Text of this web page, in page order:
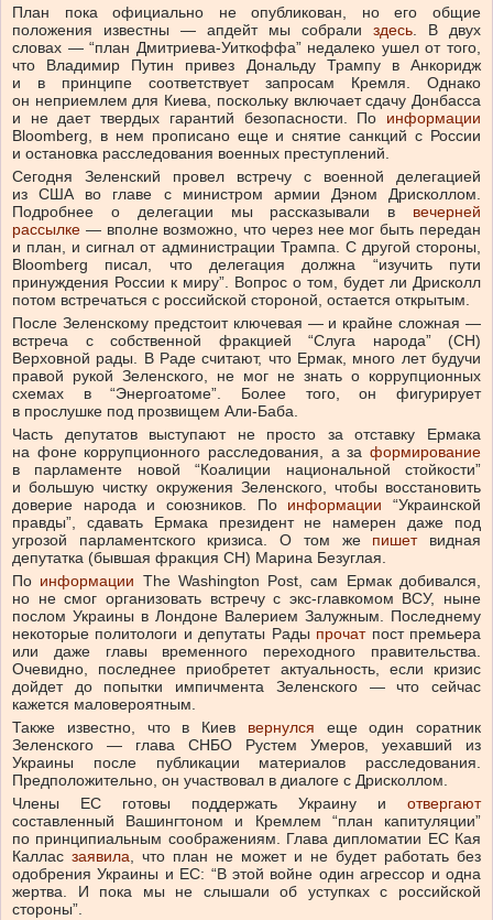
План пока официально не опубликован, но его общие
положения известны — апдейт мы собрали здесь. В двух
словах — “план Дмитриева-Уиткоффа” недалеко ушел от того,
что Владимир Путин привез Дональду Трампу в Анкоридж
и в принципе соответствует запросам Кремля. Однако
он неприемлем для Киева, поскольку включает сдачу Донбасса
и не дает твердых гарантий безопасности. По информации
Bloomberg, в нем прописано еще и снятие санкций с России
и остановка расследования военных преступлений.
Сегодня Зеленский провел встречу с военной делегацией
из США во главе с министром армии Дэном Дрисколлом.
Подробнее о делегации мы рассказывали в вечерней
рассылке — вполне возможно, что через нее мог быть передан
и план, и сигнал от администрации Трампа. С другой стороны,
Bloomberg писал, что делегация должна “изучить пути
принуждения России к миру”. Вопрос о том, будет ли Дрисколл
потом встречаться с российской стороной, остается открытым.
После Зеленскому предстоит ключевая — и крайне сложная —
встреча с собственной фракцией “Слуга народа” (СН)
Верховной рады. В Раде считают, что Ермак, много лет будучи
правой рукой Зеленского, не мог не знать о коррупционных
схемах в “Энергоатоме”. Более того, он фигурирует
в прослушке под прозвищем Али-Баба.
Часть депутатов выступают не просто за отставку Ермака
на фоне коррупционного расследования, а за формирование
в парламенте новой “Коалиции национальной стойкости”
и большую чистку окружения Зеленского, чтобы восстановить
доверие народа и союзников. По информации “Украинской
правды”, сдавать Ермака президент не намерен даже под
угрозой парламентского кризиса. О том же пишетвидная
депутатка (бывшая фракция СН) Марина Безуглая.
По информации The Washington Post, сам Ермак добивался,
но не смог организовать встречу с экс-главкомом ВСУ, ныне
послом Украины в Лондоне Валерием Залужным. Последнему
некоторые политологи и депутаты Рады прочатпост премьера
или даже главы временного переходного правительства.
Очевидно, последнее приобретет актуальность, если кризис
дойдет до попытки импичмента Зеленского — что сейчас
кажется маловероятным.
Также известно, что в Киев вернулся еще один соратник
Зеленского — глава СНБО Рустем Умеров, уехавший из
Украины после публикации материалов расследования.
Предположительно, он участвовал в диалоге с Дрисколлом.
Члены ЕС готовы поддержать Украину и отвергают
составленный Вашингтоном и Кремлем “план капитуляции”
по принципиальным соображениям. Глава дипломатии ЕС Кая
Каллас заявила, что план не может и не будет работать без
одобрения Украины и ЕС: “В этой войне один агрессор и одна
жертва. И пока мы не слышали об уступках с российской
стороны”.